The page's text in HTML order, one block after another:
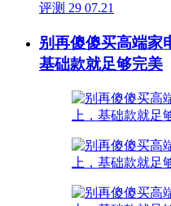
评测 29 07.21
别再傻傻买高端家
基础款就足够完美